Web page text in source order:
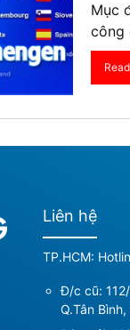
Mục
công
Liên hệ
TP.HCM:
Đ/c cũ:
Q.Tân Bình,